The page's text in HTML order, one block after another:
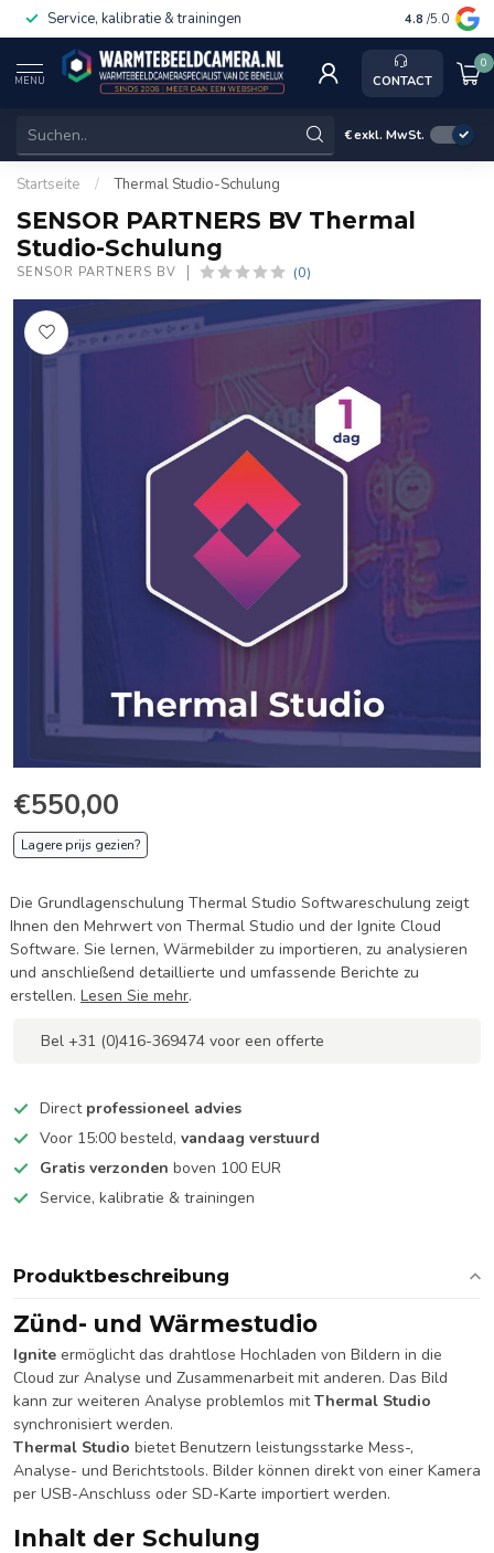
Service, kalibratie & trainingen 4.8 /5.0
MENU CONTACT
0
€exkl. MwSt.
Startseite / Thermal Studio-Schulung
SENSOR PARTNERS BV Thermal
Studio-Schulung
SENSOR PARTNERS BV (0)
€550,00
Lagere prijs gezien?
Die Grundlagenschulung Thermal Studio Softwareschulung zeigt
Ihnen den Mehrwert von Thermal Studio und der Ignite Cloud
Software. Sie lernen, Wärmebilder zu importieren, zu analysieren
und anschließend detaillierte und umfassende Berichte zu
erstellen. Lesen Sie mehr.
Bel +31 (0)416-369474 voor een offerte
Direct professioneel advies
Voor 15:00 besteld, vandaag verstuurd
Gratis verzonden boven 100 EUR
Service, kalibratie & trainingen
Produktbeschreibung
Zünd- und Wärmestudio
Ignite ermöglicht das drahtlose Hochladen von Bildern in die
Cloud zur Analyse und Zusammenarbeit mit anderen. Das Bild
kann zur weiteren Analyse problemlos mitThermal Studio
synchronisiert werden.
Thermal Studio bietet Benutzern leistungsstarke Mess-,
Analyse- und Berichtstools. Bilder können direkt von einer Kamera
per USB-Anschluss oder SD-Karte importiert werden.
Inhalt der Schulung